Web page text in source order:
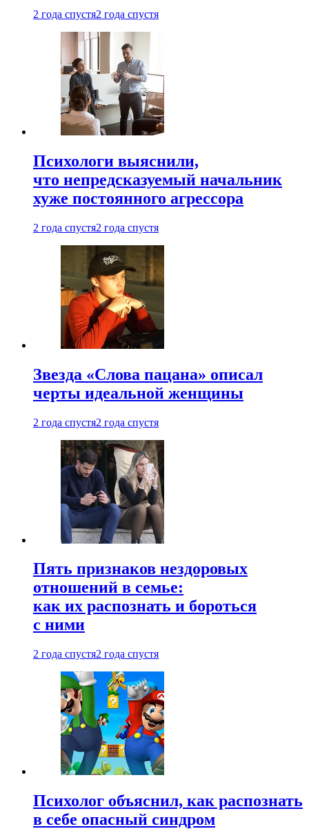
2 года спустя2 года спустя
Психологи выяснили,
что непредсказуемый начальник
хуже постоянного агрессора
2 года спустя2 года спустя
Звезда «Слова пацана» описал
черты идеальной женщины
2 года спустя2 года спустя
Пять признаков нездоровых
отношений в семье:
как их распознать и бороться
с ними
2 года спустя2 года спустя
Психолог объяснил, как распознать
в себе опасный синдром